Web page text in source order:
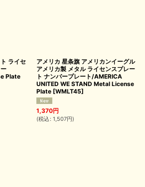
ライセ
Plate
アメリカ 星条旗 アメリカンイーグル
アメリカ製 メタル ライセンスプレー
ト ナンバープレート/AMERICA
UNITED WE STAND Metal License
Plate [WMLT45]
1,370円
(税込 : 1,507円)